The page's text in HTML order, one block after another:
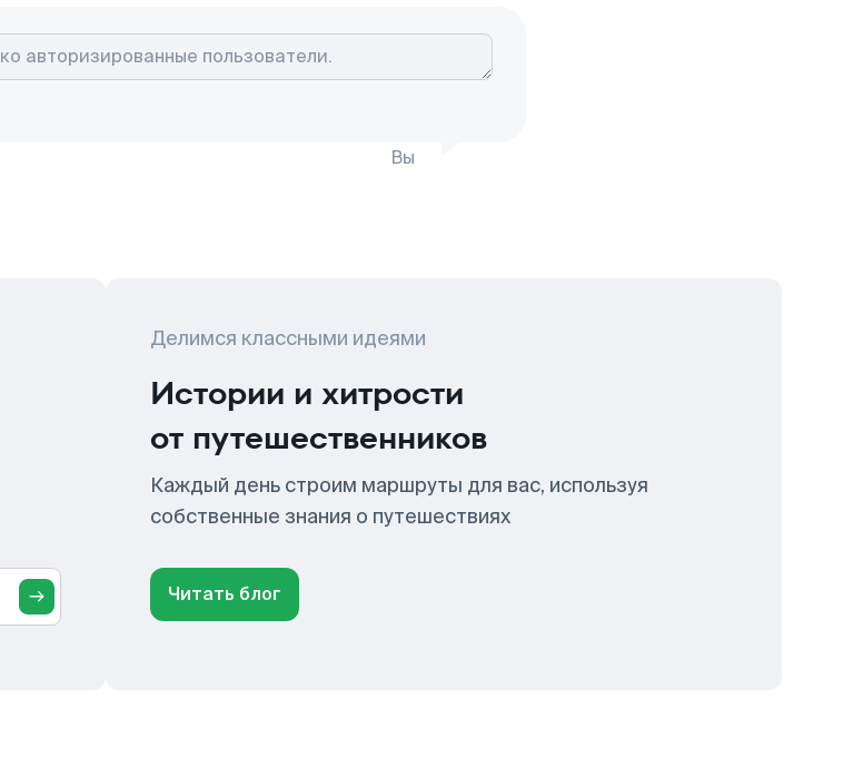
Вы
Делимся классными идеями
Истории и хитрости
от путешественников
Каждый день строим маршруты для вас, используя
собственные знания о путешествиях
Читать блог